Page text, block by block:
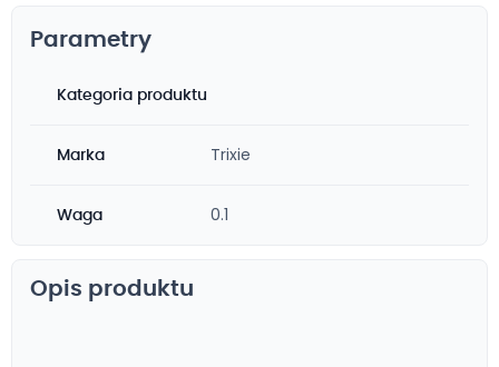
Parametry
Kategoria produktu
Marka Trixie
Waga 0.1
Opis produktu